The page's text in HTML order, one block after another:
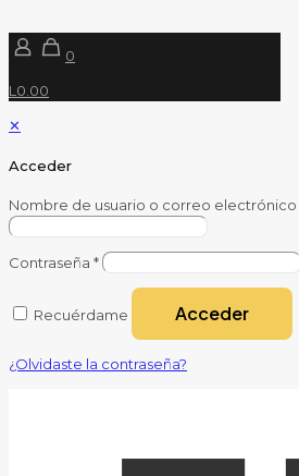
0
L0.00
✕
Acceder
Nombre de usuario o correo electrónico
Contraseña *
Recuérdame Acceder
¿Olvidaste la contraseña?